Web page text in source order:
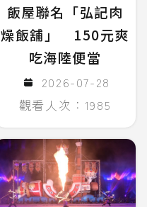
飯屋聯名「弘記肉
燥飯舖」 150元爽
吃海陸便當
2026-07-28
觀看人次：1985